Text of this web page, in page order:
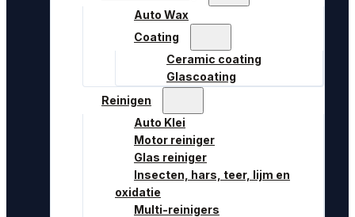
Auto Wax
Coating
Ceramic coating
Glascoating
Reinigen
Auto Klei
Motor reiniger
Glas reiniger
Insecten, hars, teer, lijm en
oxidatie
Multi-reinigers